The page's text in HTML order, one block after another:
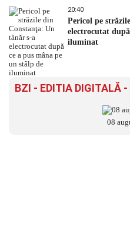
20:40
Pericol pe
electrocutat
iluminat
BZI - EDITIA DIGITALĂ -
08